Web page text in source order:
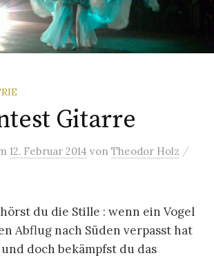
Gitarre
12. Februar 2014 von Theodor Holz /
du die Stille : wenn ein Vogel
Abflug nach Süden verpasst hat
doch bekämpfst du das